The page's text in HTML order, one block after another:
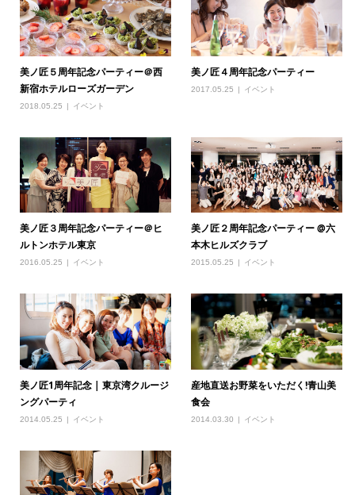
美ノ匠５周年記念パーティー＠西
新宿ホテルローズガーデン
2018.05.25 イベント
美ノ匠４周年記念パーティー
2017.05.25 イベント
美ノ匠３周年記念パーティー＠ヒ
ルトンホテル東京
2016.05.25 イベント
美ノ匠２周年記念パーティー @六
本木ヒルズクラブ
2015.05.25 イベント
美ノ匠1周年記念 | 東京湾クルージ
ングパーティ
2014.05.25 イベント
産地直送お野菜をいただく!青山美
食会
2014.03.30 イベント